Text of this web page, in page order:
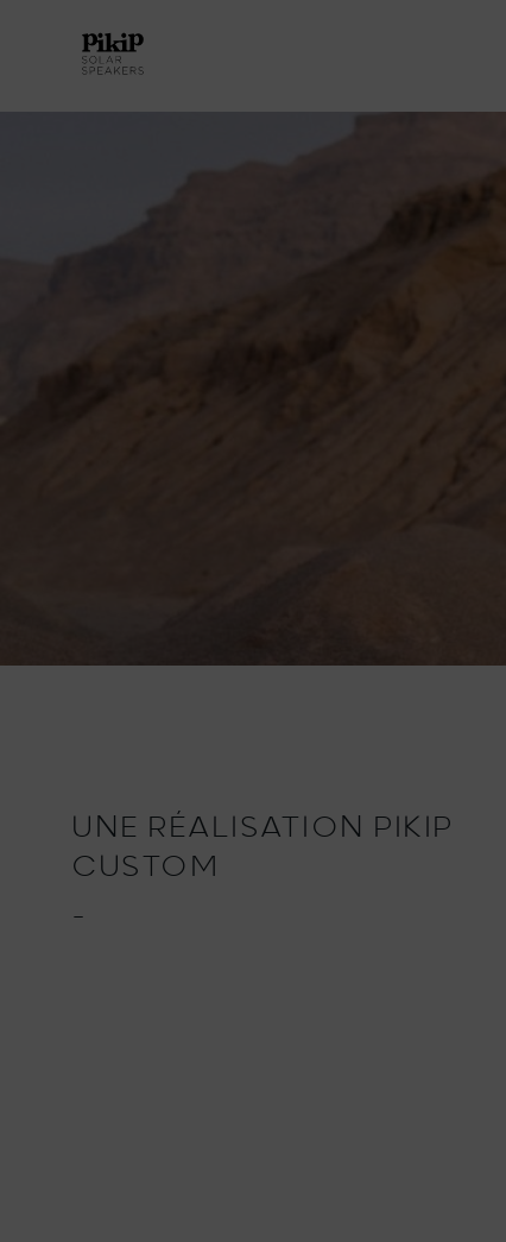
UNE RÉALISATION PIKIP
CUSTOM